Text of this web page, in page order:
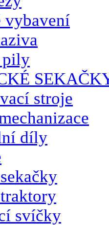
vybavení
pily
stroje
díly
svíčky